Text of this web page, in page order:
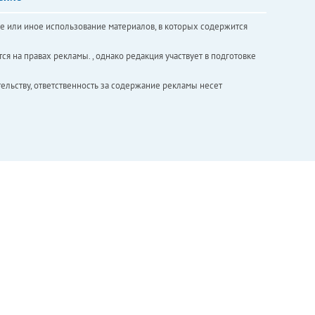
иное использование материалов, в которых содержится
правах рекламы. , однако редакция участвует в подготовке
ответственность за содержание рекламы несет